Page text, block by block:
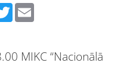
Twitter
MIKC “Nacionālā